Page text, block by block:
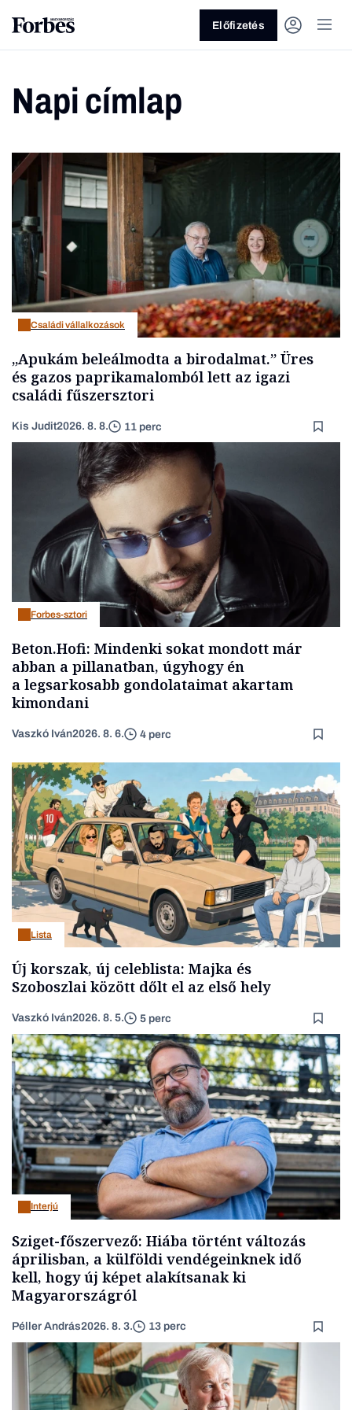
Vagy fedezze fel a következő
témákat
Pénz Zöld Legyél jobb!
Előfizetés
Napi címlap
Családi vállalkozások
„Apukám beleálmodta a birodalmat.” Üres
és gazos paprikamalomból lett az igazi
családi fűszersztori
Kis Judit2026. 8. 8. 11 perc
Forbes-sztori
Beton.Hofi: Mindenki sokat mondott már
abban a pillanatban, úgyhogy én
a legsarkosabb gondolataimat akartam
kimondani
Vaszkó Iván2026. 8. 6. 4 perc
Lista
Új korszak, új celeblista: Majka és
Szoboszlai között dőlt el az első hely
Vaszkó Iván2026. 8. 5. 5 perc
Interjú
Sziget-főszervező: Hiába történt változás
áprilisban, a külföldi vendégeinknek idő
kell, hogy új képet alakítsanak ki
Magyarországról
Péller András2026. 8. 3. 13 perc